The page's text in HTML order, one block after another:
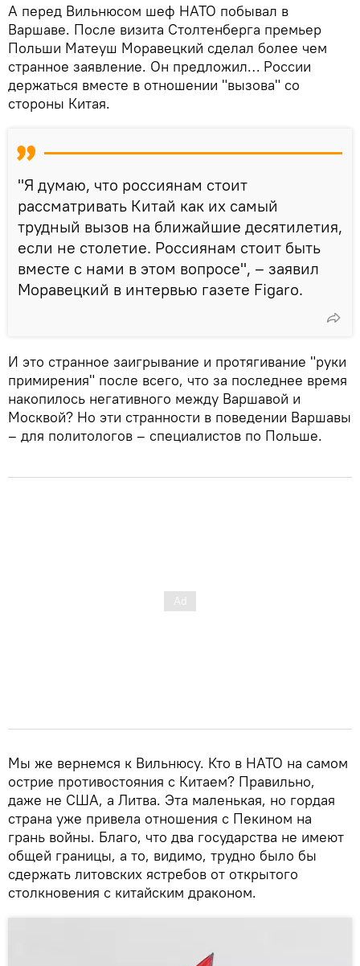
А перед Вильнюсом шеф НАТО побывал в
Варшаве. После визита Столтенберга премьер
Польши Матеуш Моравецкий сделал более чем
странное заявление. Он предложил… России
держаться вместе в отношении "вызова" со
стороны Китая.
"Я думаю, что россиянам стоит
рассматривать Китай как их самый
трудный вызов на ближайшие десятилетия,
если не столетие. Россиянам стоит быть
вместе с нами в этом вопросе", – заявил
Моравецкий в интервью газете Figaro.
И это странное заигрывание и протягивание "руки
примирения" после всего, что за последнее время
накопилось негативного между Варшавой и
Москвой? Но эти странности в поведении Варшавы
– для политологов – специалистов по Польше.
Мы же вернемся к Вильнюсу. Кто в НАТО на самом
острие противостояния с Китаем? Правильно,
даже не США, а Литва. Эта маленькая, но гордая
страна уже привела отношения с Пекином на
грань войны. Благо, что два государства не имеют
общей границы, а то, видимо, трудно было бы
сдержать литовских ястребов от открытого
столкновения с китайским драконом.